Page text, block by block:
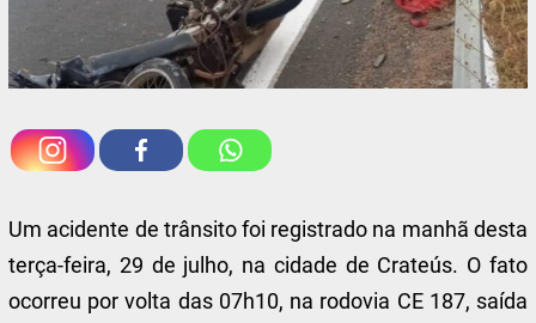
Um acidente de trânsito foi registrado na manhã desta
terça-feira, 29 de julho, na cidade de Crateús. O fato
ocorreu por volta das 07h10, na rodovia CE 187, saída